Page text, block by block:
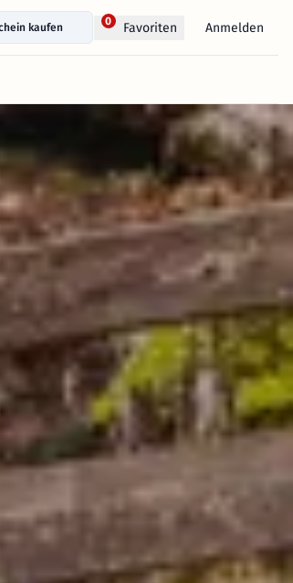
kaufen
0 Favoriten Anmelden